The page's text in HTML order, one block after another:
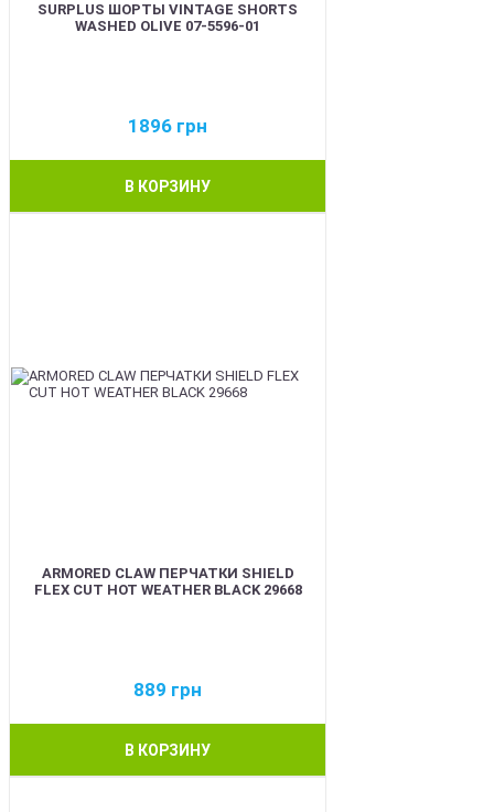
SURPLUS ШОРТЫ VINTAGE SHORTS
WASHED OLIVE 07-5596-01
1896 грн
В КОРЗИНУ
ARMORED CLAW ПЕРЧАТКИ SHIELD
FLEX CUT HOT WEATHER BLACK 29668
889 грн
В КОРЗИНУ